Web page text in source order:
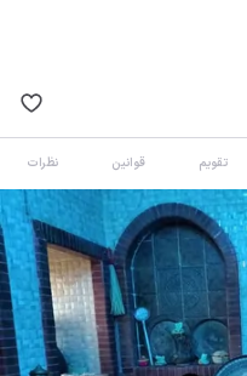
تقویم قوانین نظرات